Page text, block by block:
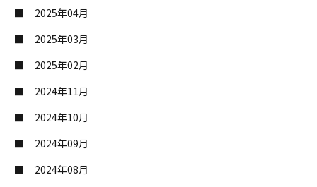
2025年04月
2025年03月
2025年02月
2024年11月
2024年10月
2024年09月
2024年08月